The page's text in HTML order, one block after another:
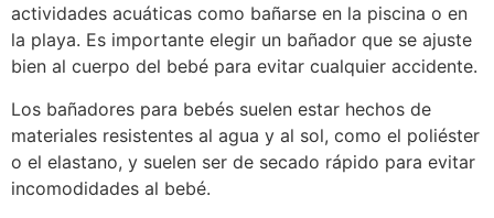
actividades acuáticas como bañarse en la piscina o en
la playa. Es importante elegir un bañador que se ajuste
bien al cuerpo del bebé para evitar cualquier accidente.
Los bañadores para bebés suelen estar hechos de
materiales resistentes al agua y al sol, como el poliéster
o el elastano, y suelen ser de secado rápido para evitar
incomodidades al bebé.